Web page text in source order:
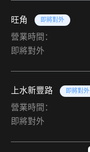
旺角 即將對外
營業時間：
即將對外
上水新豐路 即將對外
營業時間：
即將對外